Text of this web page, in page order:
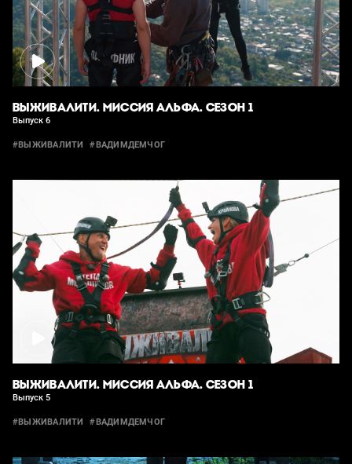
ВЫЖИВАЛИТИ. МИССИЯ АЛЬФА. СЕЗОН 1
Выпуск 6
#ВЫЖИВАЛИТИ #ВАДИМДЕМЧОГ
ВЫЖИВАЛИТИ. МИССИЯ АЛЬФА. СЕЗОН 1
Выпуск 5
#ВЫЖИВАЛИТИ #ВАДИМДЕМЧОГ